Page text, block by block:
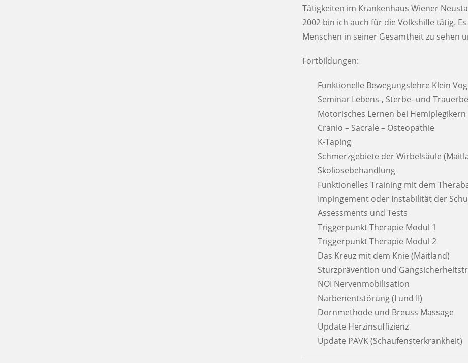
Tätigkeiten im Krankenhaus Wiener
2002 bin ich auch für die Volkshilfe tätig.
Menschen in seiner Gesamtheit zu sehen
Fortbildungen:
Funktionelle Bewegungslehre Klein
Seminar Lebens-, Sterbe- und
Motorisches Lernen bei Hemiplegikern
Cranio – Sacrale – Osteopathie
K-Taping
Schmerzgebiete der Wirbelsäule
Skoliosebehandlung
Funktionelles Training mit dem
Impingement oder Instabilität der
Assessments und Tests
Triggerpunkt Therapie Modul 1
Triggerpunkt Therapie Modul 2
Das Kreuz mit dem Knie (Maitland)
Sturzprävention und
NOI Nervenmobilisation
Narbenentstörung (I und II)
Dornmethode und Breuss Massage
Update Herzinsuffizienz
Update PAVK (Schaufensterkrankheit)